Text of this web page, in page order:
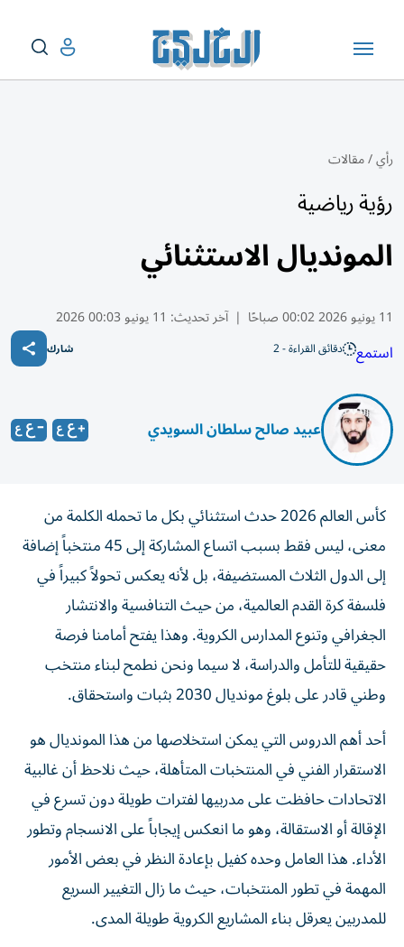
رأي/مقالات
رؤية رياضية
المونديال الاستثنائي
11 يونيو 2026 00:02 صباحًا | آخر تحديث: 11 يونيو 00:03 2026
استمع دقائق القراءة - 2 شارك
عبيد صالح سلطان السويدي
كأس العالم 2026 حدث استثنائي بكل ما تحمله الكلمة من
معنى، ليس فقط بسبب اتساع المشاركة إلى 45 منتخباً إضافة
إلى الدول الثلاث المستضيفة، بل لأنه يعكس تحولاً كبيراً في
فلسفة كرة القدم العالمية، من حيث التنافسية والانتشار
الجغرافي وتنوع المدارس الكروية. وهذا يفتح أمامنا فرصة
حقيقية للتأمل والدراسة، لا سيما ونحن نطمح لبناء منتخب
وطني قادر على بلوغ مونديال 2030 بثبات واستحقاق.
أحد أهم الدروس التي يمكن استخلاصها من هذا المونديال هو
الاستقرار الفني في المنتخبات المتأهلة، حيث نلاحظ أن غالبية
الاتحادات حافظت على مدربيها لفترات طويلة دون تسرع في
الإقالة أو الاستقالة، وهو ما انعكس إيجاباً على الانسجام وتطور
الأداء. هذا العامل وحده كفيل بإعادة النظر في بعض الأمور
المهمة في تطور المنتخبات، حيث ما زال التغيير السريع
للمدربين يعرقل بناء المشاريع الكروية طويلة المدى.